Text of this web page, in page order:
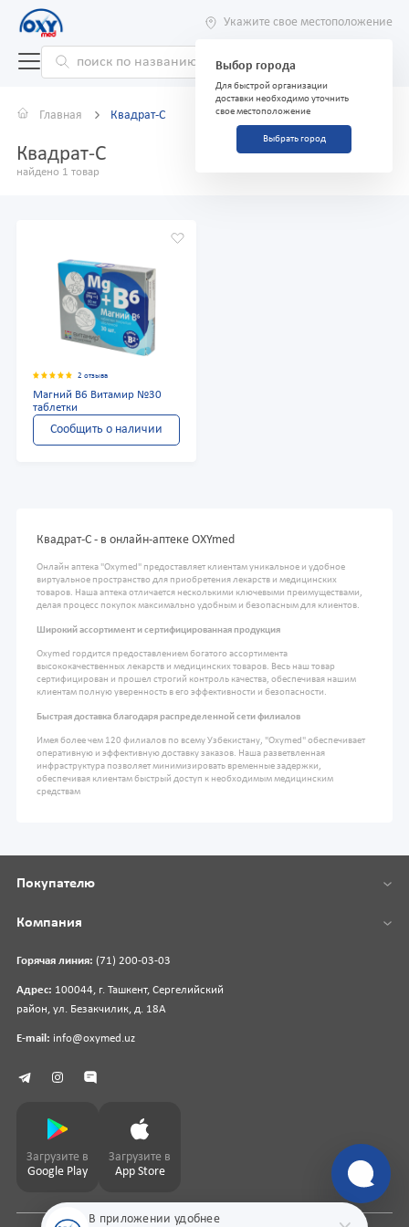
Укажите свое местоположение
Выбор города
Для быстрой организации
доставки необходимо уточнить
свое местоположение
Выбрать город
Главная Квадрат-С
Квадрат-С
найдено 1 товар
2 отзыва
Магний В6 Витамир №30
таблетки
Сообщить о наличии
Квадрат-С - в онлайн-аптеке OXYmed
Онлайн аптека "Oxymed" предоставляет клиентам уникальное и удобное
виртуальное пространство для приобретения лекарств и медицинских
товаров. Наша аптека отличается несколькими ключевыми преимуществами,
делая процесс покупок максимально удобным и безопасным для клиентов.
Широкий ассортимент и сертифицированная продукция
Oxymed гордится предоставлением богатого ассортимента
высококачественных лекарств и медицинских товаров. Весь наш товар
сертифицирован и прошел строгий контроль качества, обеспечивая нашим
клиентам полную уверенность в его эффективности и безопасности.
Быстрая доставка благодаря распределенной сети филиалов
Имея более чем 120 филиалов по всему Узбекистану, "Oxymed" обеспечивает
оперативную и эффективную доставку заказов. Наша разветвленная
инфраструктура позволяет минимизировать временные задержки,
обеспечивая клиентам быстрый доступ к необходимым медицинским
средствам
В приложении удобнее
Горячая линия: (71) 200-03-03
Адрес: 100044, г. Ташкент, Сергелийский
район, ул. Безакчилик, д. 18А
E-mail: info@oxymed.uz
Покупателю
Компания
Загрузите в
Google Play
Загрузите в
App Store